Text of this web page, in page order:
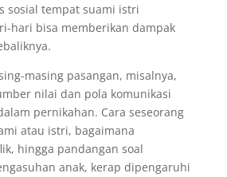
sosial tempat suami istri
hari bisa memberikan dampak
masing pasangan, misalnya,
nilai dan pola komunikasi
pernikahan. Cara seseorang
atau istri, bagaimana
hingga pandangan soal
anak, kerap dipengaruhi